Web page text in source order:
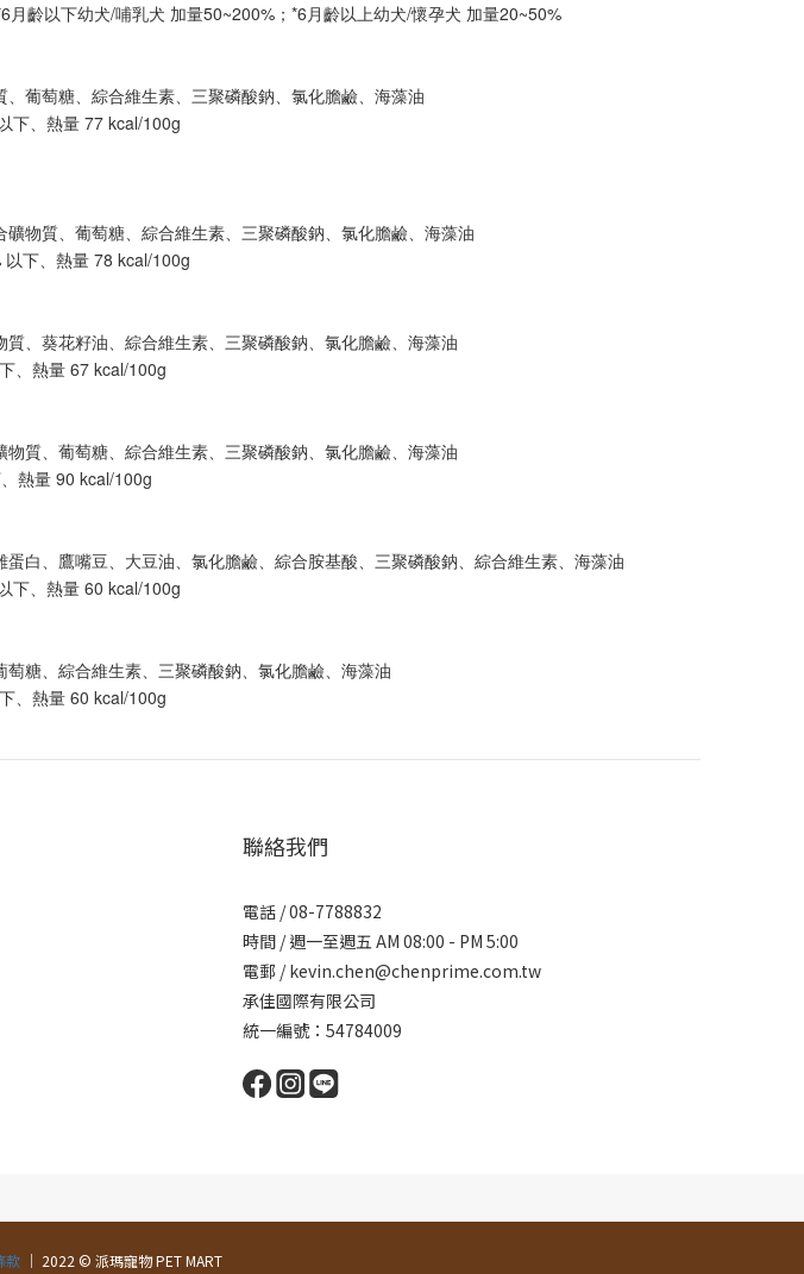
齡以下幼犬/哺乳犬 加量50~200%；*6月齡以上幼犬/懷孕犬 加量20~50%
葡萄糖、綜合維生素、三聚磷酸鈉、氯化膽鹼、海藻油
下、熱量 77 kcal/100g
物質、葡萄糖、綜合維生素、三聚磷酸鈉、氯化膽鹼、海藻油
下、熱量 78 kcal/100g
、葵花籽油、綜合維生素、三聚磷酸鈉、氯化膽鹼、海藻油
、熱量 67 kcal/100g
質、葡萄糖、綜合維生素、三聚磷酸鈉、氯化膽鹼、海藻油
熱量 90 kcal/100g
白、鷹嘴豆、大豆油、氯化膽鹼、綜合胺基酸、三聚磷酸鈉、綜合維生素、海藻油
下、熱量 60 kcal/100g
糖、綜合維生素、三聚磷酸鈉、氯化膽鹼、海藻油
、熱量 60 kcal/100g
聯絡我們
電話 / 08-7788832
時間 / 週一至週五 AM 08:00 - PM 5:00
電郵 / kevin.chen@chenprime.com.tw
承佳國際有限公司
統一編號：54784009
款│ 2022 © 派瑪寵物 PET MART